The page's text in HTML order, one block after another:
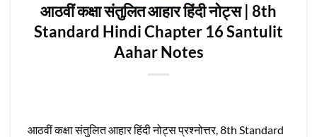
आठवीं कक्षा संतुलित आहार हिंदी नोट्स | 8th
Standard Hindi Chapter 16 Santulit
Aahar Notes
आठवीं कक्षा संतुलित आहार हिंदी नोट्स प्रश्नोत्तर, 8th Standard